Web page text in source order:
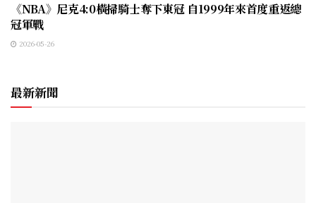
《NBA》尼克4:0橫掃騎士奪下東冠 自1999年來首度重返總
冠軍戰
2026-05-26
最新新聞